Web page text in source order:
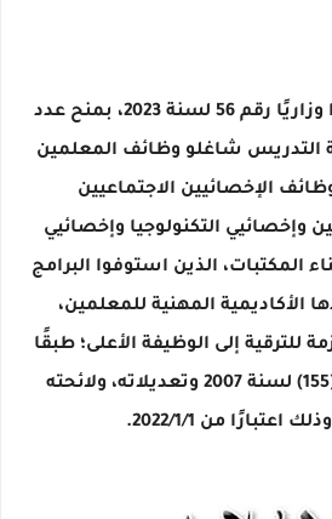
كما أصدر الوزير، قرارًا وزاريًا رقم 56 لسنة 2023، بمنح عدد
التدريس شاغلو وظائف المعلمين
الإخصائيين الاجتماعيين
وإخصائيي التكنولوجيا وإخصائيي
المكتبات، الذين استوفوا البرامج
الأكاديمية المهنية للمعلمين،
للترقية إلى الوظيفة الأعلى؛ طبقًا
لأحكام القانون رقم (155) لسنة 2007 وتعديلاته، ولائحته
اعتبارًا من 2022/1/1.